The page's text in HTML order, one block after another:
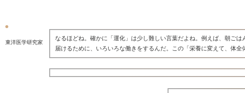
東洋医学研究家
なるほどね。確かに「運化」は少し難しい言葉だよね。例えば、朝ご
届けるために、いろいろな働きをするんだ。この「栄養に変えて、体